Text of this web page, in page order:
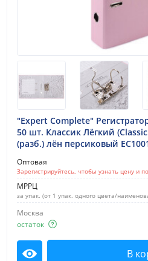
"Expert Complete"
50 шт. Классик Лёгкий
(разб.) лён персиковый
Оптовая
Зарегистрируйтесь, чтобы узнать цену и
МРРЦ
за упак. (от 1 упак. одного цвета/
Москва
остаток
В